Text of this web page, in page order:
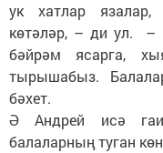
ук хатлар язалар,
көтәләр, – ди ул. –
бәйрәм ясарга,
тырышабыз.
бәхет.
Ә Андрей исә
балалар­ның туган